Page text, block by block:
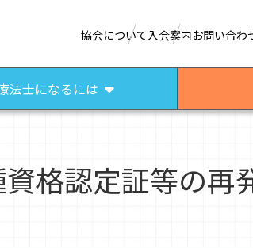
協会について 入会案内お問い合わ
法士になるには
格認定証等の再